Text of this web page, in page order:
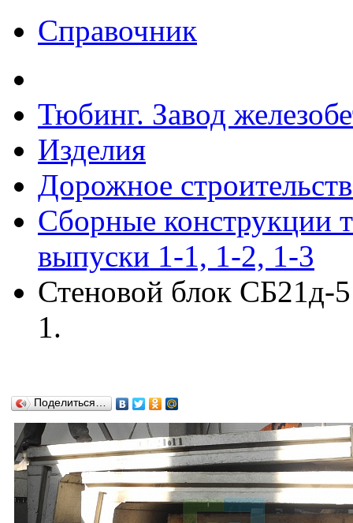
Справочник
Тюбинг. Завод
Изделия
Дорожное
Сборные конструкции
выпуски 1-1, 1-2, 1-3
Стеновой блок СБ21д-
1.
Поделиться…